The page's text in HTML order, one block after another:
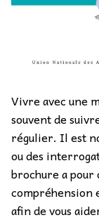
Vivre avec une
souvent de
régulier. Il est
ou des
brochure a pour
compréhension
afin de vous